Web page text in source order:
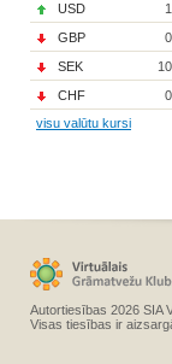
USD
GBP
SEK
CHF
visu valūtu kursi
Autortiesības 2026 SIA
Visas tiesības ir